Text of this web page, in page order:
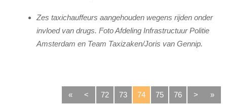
Zes taxichauffeurs aangehouden wegens rijden onder
invloed van drugs. Foto Afdeling Infrastructuur Politie
Amsterdam en Team Taxizaken/Joris van Gennip.
« < 72 73 74 75 76 > »